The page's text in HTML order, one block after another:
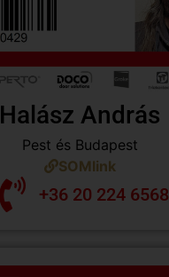
Halász András
Pest és Budapest
SOMlink
+36 20 224 6568